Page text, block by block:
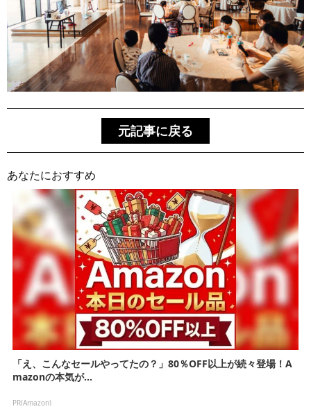
元記事に戻る
あなたにおすすめ
「え、こんなセールやってたの？」80％OFF以上が続々登場！A
mazonの本気が...
PR(Amazon)